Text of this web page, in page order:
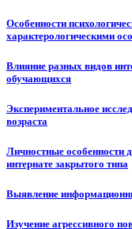
Особенности
характерологическими
Влияние разных видов
обучающихся
Экспериментальное
возраста
Личностные особенности
интернате закрытого типа
Выявление
Изучение агрессивного